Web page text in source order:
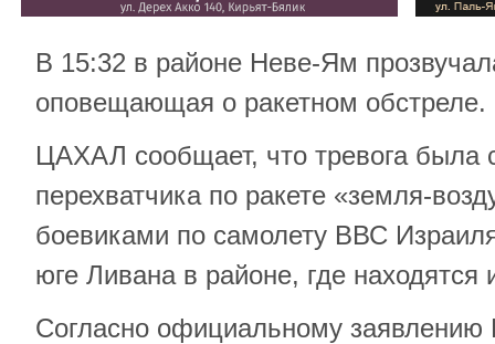
В 15:32 в районе Неве-Ям
оповещающая о ракетном обстреле.
ЦАХАЛ сообщает, что тревога была
перехватчика по ракете «земля-
боевиками по самолету ВВС
юге Ливана в районе, где находятся
Согласно официальному